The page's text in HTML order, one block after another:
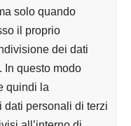
solo quando
il proprio
dei dati
In questo modo
quindi la
dati personali di terzi